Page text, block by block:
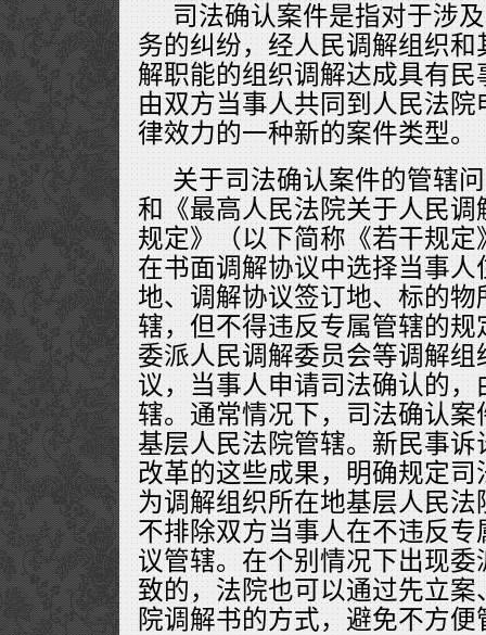
司法确认案件是指对于涉
务的纠纷，经人民调解组织
解职能的组织调解达成具有
由双方当事人共同到人民法
律效力的一种新的案件类型。
关于司法确认案件的管辖
和《最高人民法院关于人民
规定》（以下简称《若干规
在书面调解协议中选择当事
地、调解协议签订地、标的
辖，但不得违反专属管辖的
委派人民调解委员会等调解
议，当事人申请司法确认的
辖。通常情况下，司法确认
基层人民法院管辖。新民事
改革的这些成果，明确规定
为调解组织所在地基层人民
不排除双方当事人在不违反
议管辖。在个别情况下出现
致的，法院也可以通过先立
院调解书的方式，避免不方